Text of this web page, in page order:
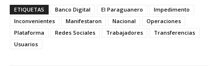
ETIQUETAS Banco Digital El Paraguanero
Impedimento
Inconvenientes
Manifestaron Nacional
Operaciones
Plataforma
Redes Sociales Trabajadores
Transferencias
Usuarios